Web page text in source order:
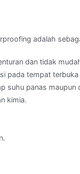
adalah
dan tidak
pada tempat
suhu panas maupun
kimia.